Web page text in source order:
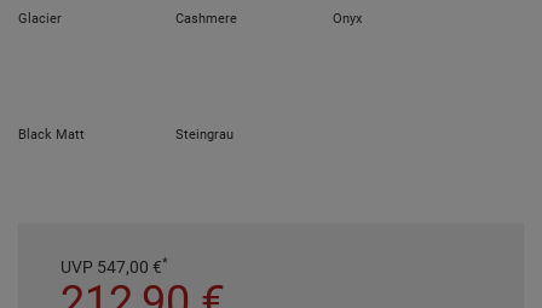
Glacier Cashmere Onyx
Black Matt Steingrau
UVP 547,00 €*